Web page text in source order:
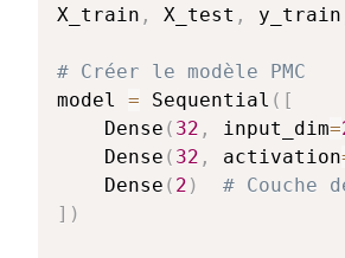
X_train , X_test , y_train
# Créer le modèle PMC
model = Sequential ( [
    Dense
( 32 , input_dim=
    Dense
( 32 , activation
    Dense
( 2 )
# Couche
] )